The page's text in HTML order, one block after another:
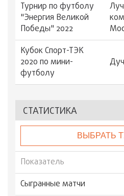
Турнир по футболу
"Энергия Великой
Победы" 2022
Кубок Спорт-ТЭК
2020 по мини-
футболу
СТАТИСТИКА
ВЫБРАТЬ
Показатель
Сыгранные матчи